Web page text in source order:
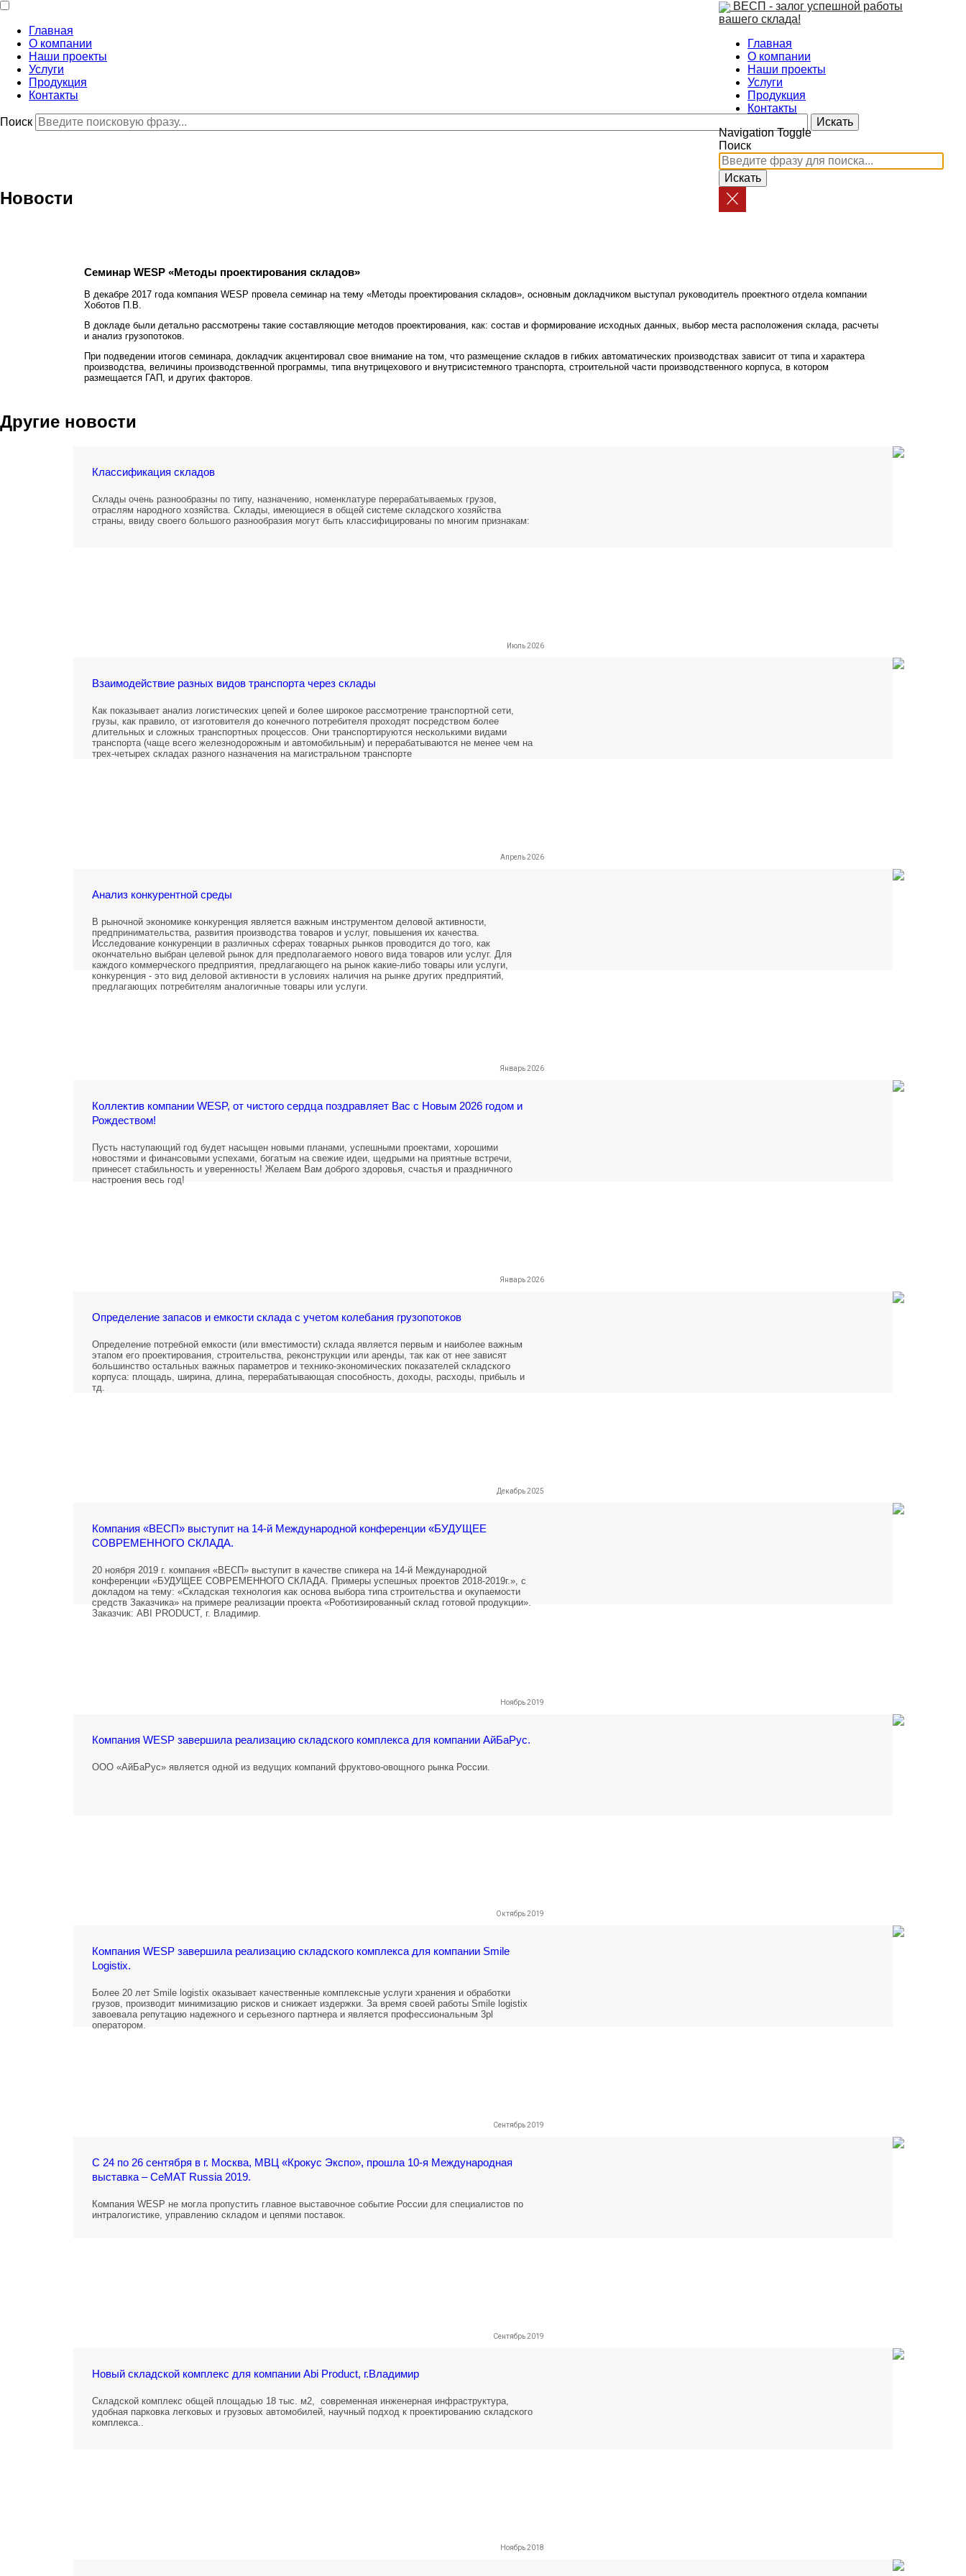
ВЕСП - залог успешной работы
вашего склада!
Главная
О компании
Наши проекты
Услуги
Продукция
Контакты
Navigation Toggle
Поиск
Главная
О компании
Наши проекты
Услуги
Продукция
Контакты
Поиск
Новости
Семинар WESP «Методы проектирования складов»
В декабре 2017 года компания WESP провела семинар на тему «Методы проектирования складов», основным докладчиком выступал руководитель проектного отдела компании
Хоботов П.В.
В докладе были детально рассмотрены такие составляющие методов проектирования, как: состав и формирование исходных данных, выбор места расположения склада, расчеты
и анализ грузопотоков.
При подведении итогов семинара, докладчик акцентировал свое внимание на том, что размещение складов в гибких автоматических производствах зависит от типа и характера
производства, величины производственной программы, типа внутрицехового и внутрисистемного транспорта, строительной части производственного корпуса, в котором
размещается ГАП, и других факторов.
Другие новости
Классификация складов
Склады очень разнообразны по типу, назначению, номенклатуре перерабатываемых грузов,
отраслям народного хозяйства. Склады, имеющиеся в общей системе складского хозяйства
страны, ввиду своего большого разнообразия могут быть классифицированы по многим признакам:
Июль 2026
Взаимодействие разных видов транспорта через склады
Как показывает анализ логистических цепей и более широкое рассмотрение транспортной сети,
грузы, как правило, от изготовителя до конечного потребителя проходят посредством более
длительных и сложных транспортных процессов. Они транспортируются несколькими видами
транспорта (чаще всего железнодорожным и автомобильным) и перерабатываются не менее чем на
трех-четырех складах разного назначения на магистральном транспорте
Апрель 2026
Анализ конкурентной среды
В рыночной экономике конкуренция является важным инструментом деловой активности,
предпринимательства, развития производства товаров и услуг, повышения их качества.
Исследование конкуренции в различных сферах товарных рынков проводится до того, как
окончательно выбран целевой рынок для предполагаемого нового вида товаров или услуг. Для
каждого коммерческого предприятия, предлагающего на рынок какие-либо товары или услуги,
конкуренция - это вид деловой активности в условиях наличия на рынке других предприятий,
предлагающих потребителям аналогичные товары или услуги.
Январь 2026
Коллектив компании WESP, от чистого сердца поздравляет Вас с Новым 2026 годом и
Рождеством!
Пусть наступающий год будет насыщен новыми планами, успешными проектами, хорошими
новостями и финансовыми успехами, богатым на свежие идеи, щедрыми на приятные встречи,
принесет стабильность и уверенность! Желаем Вам доброго здоровья, счастья и праздничного
настроения весь год!
Январь 2026
Определение запасов и емкости склада с учетом колебания грузопотоков
Определение потребной емкости (или вместимости) склада является первым и наиболее важным
этапом его проектирования, строительства, реконструкции или аренды, так как от нее зависят
большинство остальных важных параметров и технико-экономических показателей складского
корпуса: площадь, ширина, длина, перерабатывающая способность, доходы, расходы, прибыль и
тд.
Декабрь 2025
Компания «ВЕСП» выступит на 14-й Международной конференции «БУДУЩЕЕ
СОВРЕМЕННОГО СКЛАДА.
20 ноября 2019 г. компания «ВЕСП» выступит в качестве спикера на 14-й Международной
конференции «БУДУЩЕЕ СОВРЕМЕННОГО СКЛАДА. Примеры успешных проектов 2018-2019г.», с
докладом на тему: «Складская технология как основа выбора типа строительства и окупаемости
средств Заказчика» на примере реализации проекта «Роботизированный склад готовой продукции».
Заказчик: ABI PRODUCT, г. Владимир.
Ноябрь 2019
Компания WESP завершила реализацию складского комплекса для компании АйБаРус.
ООО «АйБаРус» является одной из ведущих компаний фруктово-овощного рынка России.
Октябрь 2019
Компания WESP завершила реализацию складского комплекса для компании Smile
Logistix.
Более 20 лет Smile logistix оказывает качественные комплексные услуги хранения и обработки
грузов, производит минимизацию рисков и снижает издержки. За время своей работы Smile logistix
завоевала репутацию надежного и серьезного партнера и является профессиональным 3pl
оператором.
Сентябрь 2019
С 24 по 26 сентября в г. Москва, МВЦ «Крокус Экспо», прошла 10-я Международная
выставка – CeMAT Russia 2019.
Компания WESP не могла пропустить главное выставочное событие России для специалистов по
интралогистике, управлению складом и цепями поставок.
Сентябрь 2019
Новый складской комплекс для компании Abi Product, г.Владимир
Складской комплекс общей площадью 18 тыс. м2, современная инженерная инфраструктура,
удобная парковка легковых и грузовых автомобилей, научный подход к проектированию складского
комплекса..
Ноябрь 2018